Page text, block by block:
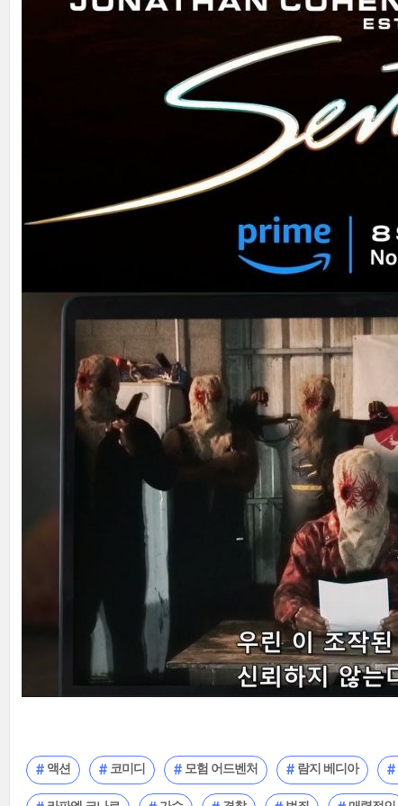
액션 코미디 모험 어드벤처 람지 베디아